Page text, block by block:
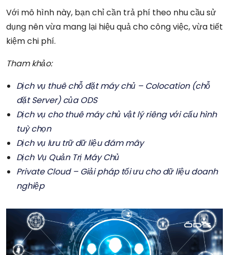
Với mô hình này, bạn chỉ cần trả phí theo nhu cầu sử
dụng nên vừa mang lại hiệu quả cho công việc, vừa tiết
kiệm chi phí.
Tham khảo:
Dịch vụ thuê chỗ đặt máy chủ – Colocation (chỗ
đặt Server) của ODS
Dịch vụ cho thuê máy chủ vật lý riêng với cấu hình
tuỳ chọn
Dịch vụ lưu trữ dữ liệu đám mây
Dịch Vụ Quản Trị Máy Chủ
Private Cloud – Giải pháp tối ưu cho dữ liệu doanh
nghiệp